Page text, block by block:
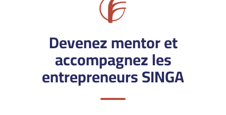
Devenez mentor et
accompagnez les
entrepreneurs SINGA